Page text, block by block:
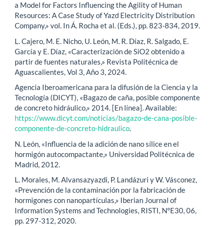
a Model for Factors Influencing the Agility of Human
Resources: A Case Study of Yazd Electricity Distribution
Company,» vol. In Á. Rocha et al. (Eds.), pp. 823-834, 2019.
L. Cajero, M. E. Nicho, U. León, M. R. Díaz, R. Salgado, E.
García y E. Díaz, «Caracterización de SiO2 obtenido a
partir de fuentes naturales,» Revista Politécnica de
Aguascalientes, Vol 3, Año 3, 2024.
Agencia Iberoamericana para la difusión de la Ciencia y la
Tecnología (DICYT), «Bagazo de caña, posible componente
de concreto hidráulico,» 2014. [En línea]. Available:
https://www.dicyt.com/noticias/bagazo-de-cana-posible-
componente-de-concreto-hidraulico.
N. León, «Influencia de la adición de nano sílice en el
hormigón autocompactante,» Universidad Politécnica de
Madrid, 2012.
L. Morales, M. Alvansazyazdi, P. Landázuri y W. Vásconez,
«Prevención de la contaminación por la fabricación de
hormigones con nanopartículas,» Iberian Journal of
Information Systems and Technologies, RISTI, N°E30, 06,
pp. 297-312, 2020.